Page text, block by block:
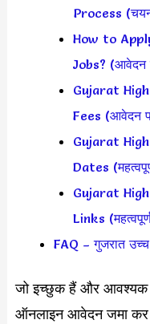
Process
How to
Jobs?
Gujarat
Fees (आवेदन
Gujarat
Dates
Gujarat
Links
FAQ – गुजरात
जो इच्छुक हैं और आवश्यक
ऑनलाइन आवेदन जमा